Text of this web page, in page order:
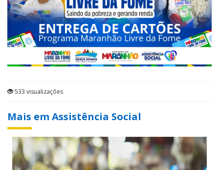
533 visualizações
Mais em Assistência Social